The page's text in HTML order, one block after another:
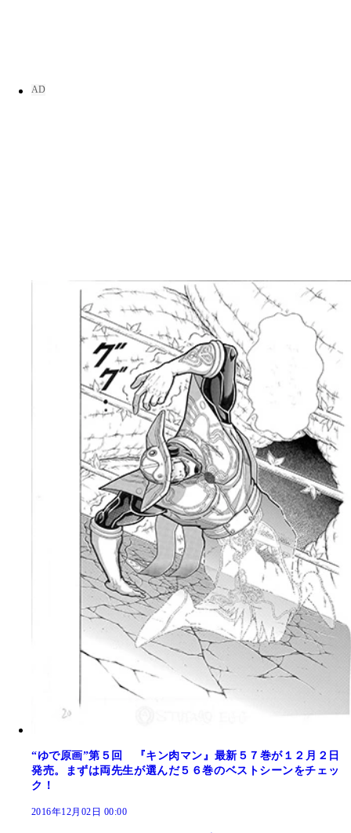
“ゆで原画”第５回 『キン肉マン』最新５７巻が１２月２日
発売。まずは両先生が選んだ５６巻のベストシーンをチェッ
ク！
2016年12月02日 00:00